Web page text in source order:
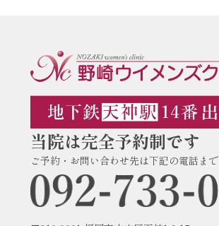
当院は完全予約制です
ご予約・お問い合わせ先は下記の電話まで